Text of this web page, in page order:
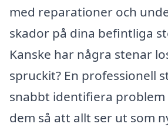
med reparationer och
skador på dina befintliga
Kanske har några stenar
spruckit? En professionell
snabbt identifiera problem
dem så att allt ser ut som